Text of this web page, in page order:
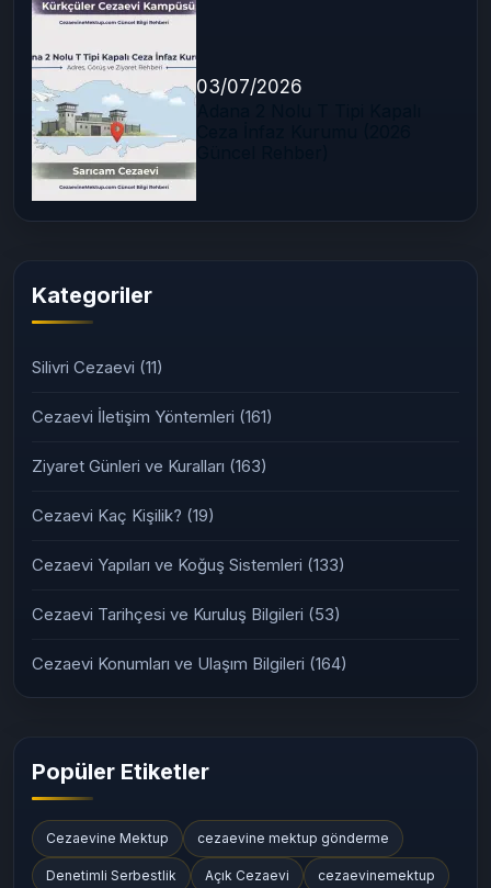
03/07/2026
Kategoriler
Silivri Cezaevi (11)
Cezaevi İletişim Yöntemleri (161)
Ziyaret Günleri ve Kuralları (163)
Cezaevi Kaç Kişilik? (19)
Cezaevi Yapıları ve Koğuş Sistemleri (133)
Cezaevi Tarihçesi ve Kuruluş Bilgileri (53)
Cezaevi Konumları ve Ulaşım Bilgileri (164)
Popüler Etiketler
Cezaevine Mektup cezaevine mektup gönderme
Denetimli Serbestlik Açık Cezaevi cezaevinemektup